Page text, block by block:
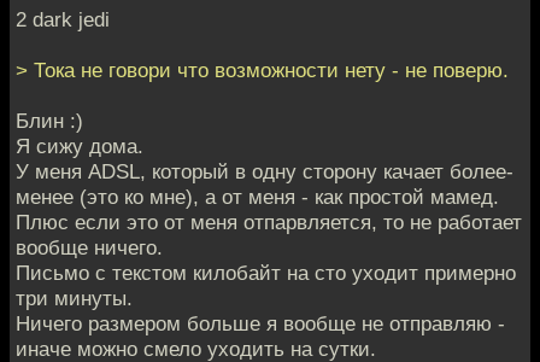
2 dark jedi
> Тока не говори что возможности нету - не поверю.
Блин :)
Я сижу дома.
У меня ADSL, который в одну сторону качает более-
менее (это ко мне), а от меня - как простой мамед.
Плюс если это от меня отпарвляется, то не работает
вообще ничего.
Письмо с текстом килобайт на сто уходит примерно
три минуты.
Ничего размером больше я вообще не отправляю -
иначе можно смело уходить на сутки.